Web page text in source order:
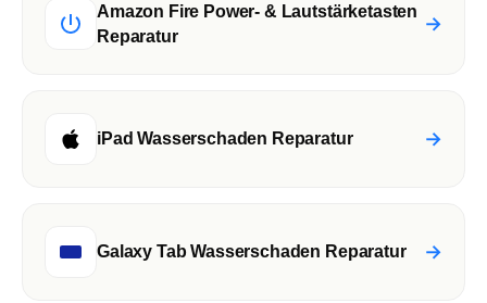
Amazon Fire Power- & Lautstärketasten
Reparatur
→
iPad Wasserschaden Reparatur →
Galaxy Tab Wasserschaden Reparatur →